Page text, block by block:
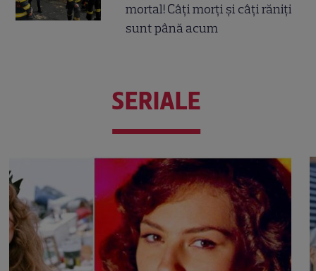
mortal! Câți morți și câți răniți
sunt până acum
SERIALE